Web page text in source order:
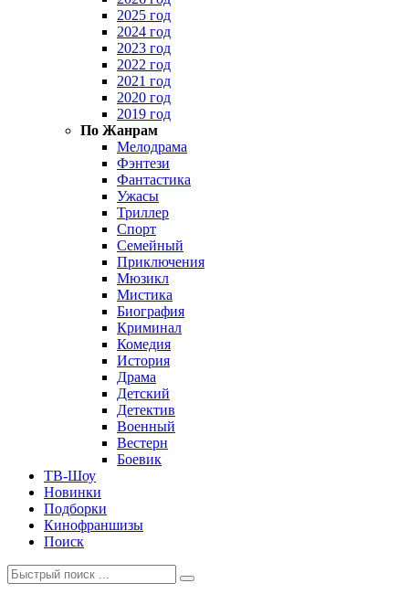
2025 год
2024 год
2023 год
2022 год
2021 год
2020 год
2019 год
По Жанрам
Мелодрама
Фэнтези
Фантастика
Ужасы
Триллер
Спорт
Семейный
Приключения
Мюзикл
Мистика
Биография
Криминал
Комедия
История
Драма
Детский
Детектив
Военный
Вестерн
Боевик
ТВ-Шоу
Новинки
Подборки
Кинофраншизы
Поиск